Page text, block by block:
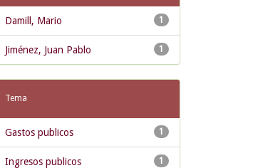
1
Damill, Mario
1
Jiménez, Juan Pablo
Tema
1
Gastos publicos
1
Ingresos publicos